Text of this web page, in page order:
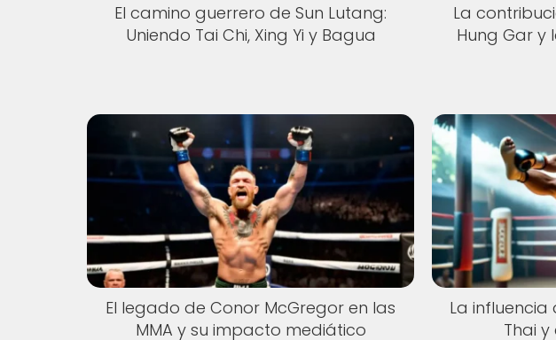
El camino guerrero de Sun Lutang:
Uniendo Tai Chi, Xing Yi y Bagua
La
Hung Gar y
El legado de Conor McGregor en las
MMA y su impacto mediático
La influencia
Thai